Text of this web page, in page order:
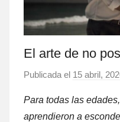
El arte de no
Publicada el 15 abril,
Para todas las
aprendieron a